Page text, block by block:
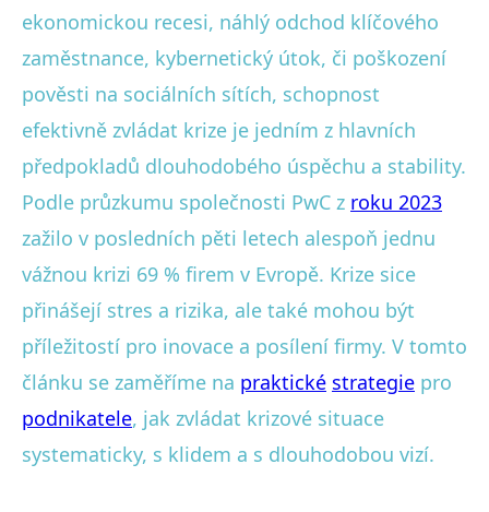
ekonomickou recesi, náhlý odchod klíčového
zaměstnance, kybernetický útok, či poškození
pověsti na sociálních sítích, schopnost
efektivně zvládat krize je jedním z hlavních
předpokladů dlouhodobého úspěchu a stability.
Podle průzkumu společnosti PwC z roku 2023
zažilo v posledních pěti letech alespoň jednu
vážnou krizi 69 % firem v Evropě. Krize sice
přinášejí stres a rizika, ale také mohou být
příležitostí pro inovace a posílení firmy. V tomto
článku se zaměříme na praktické strategie pro
podnikatele, jak zvládat krizové situace
systematicky, s klidem a s dlouhodobou vizí.